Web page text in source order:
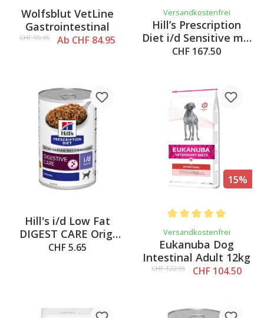
Wolfsblut VetLine
Gastrointestinal
CHF 99.95 Ab CHF 84.95
Versandkostenfrei
Hill’s Prescription
Diet i/d Sensitive mit
Ei und Reis, 12kg
CHF 167.50
Hill's i/d Low Fat
DIGEST CARE Orig,
360g
CHF 5.65
15%
Average rating of 5 out
Versandkostenfrei
Eukanuba Dog
Intestinal Adult 12kg
CHF 122.95 CHF 104.50